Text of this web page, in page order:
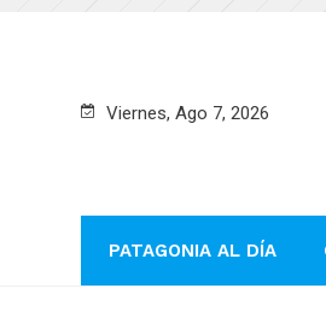
Viernes, Ago 7, 2026
PATAGONIA AL DÍA